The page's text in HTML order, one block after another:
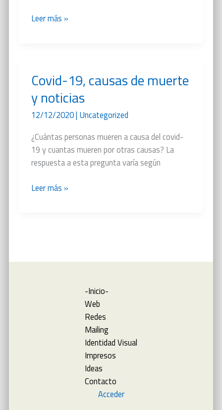
Con
puede
hablar
Leer más »
Covid-19, causas de muerte
y noticias
12/12/2020| Uncategorized
¿Cuántas personas mueren a causa del covid-
19 y cuantas mueren por otras causas? La
respuesta a esta pregunta varía según
Covid-
noticias
Leer más »
-Inicio-
Web
Redes
Mailing
Identidad Visual
Impresos
Ideas
Contacto
Acceder